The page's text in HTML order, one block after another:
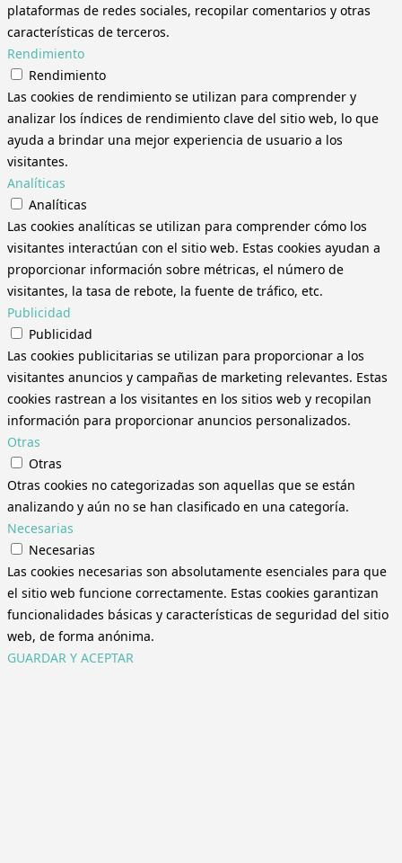
plataformas de redes sociales, recopilar comentarios y otras
características de terceros.
Rendimiento
Rendimiento
Las cookies de rendimiento se utilizan para comprender y
analizar los índices de rendimiento clave del sitio web, lo que
ayuda a brindar una mejor experiencia de usuario a los
visitantes.
Analíticas
Analíticas
Las cookies analíticas se utilizan para comprender cómo los
visitantes interactúan con el sitio web. Estas cookies ayudan a
proporcionar información sobre métricas, el número de
visitantes, la tasa de rebote, la fuente de tráfico, etc.
Publicidad
Publicidad
Las cookies publicitarias se utilizan para proporcionar a los
visitantes anuncios y campañas de marketing relevantes. Estas
cookies rastrean a los visitantes en los sitios web y recopilan
información para proporcionar anuncios personalizados.
Otras
Otras
Otras cookies no categorizadas son aquellas que se están
analizando y aún no se han clasificado en una categoría.
Necesarias
Necesarias
Las cookies necesarias son absolutamente esenciales para que
el sitio web funcione correctamente. Estas cookies garantizan
funcionalidades básicas y características de seguridad del sitio
web, de forma anónima.
GUARDAR Y ACEPTAR